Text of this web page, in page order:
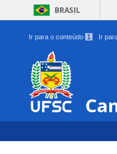
BRASIL
Ir para o conteúdo 1 Ir